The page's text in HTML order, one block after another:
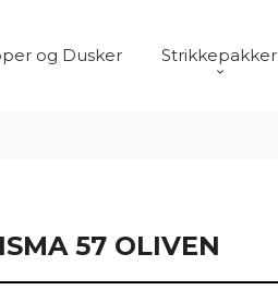
og Dusker Strikkepakker
57 OLIVEN